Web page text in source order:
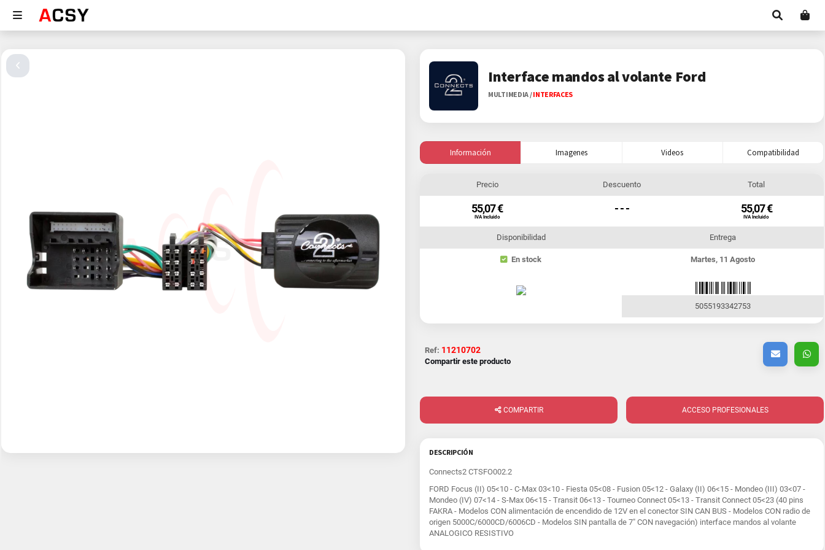
Interface mandos al volante Ford
MULTIMEDIA/INTERFACES
Información Imagenes Videos Compatibilidad
Precio
55,07 €
IVA Incluido
Descuento
- - -
Total
55,07 €
IVA Incluido
Disponibilidad
En stock
Entrega
Martes, 11 Agosto
5055193342753
Ref: 11210702
Compartir este producto
COMPARTIR ACCESO PROFESIONALES
DESCRIPCIÓN
Connects2 CTSFO002.2
FORD Focus (II) 05<10 - C-Max 03<10 - Fiesta 05<08 - Fusion 05<12 - Galaxy (II) 06<15 - Mondeo (III) 03<07 -
Mondeo (IV) 07<14 - S-Max 06<15 - Transit 06<13 - Tourneo Connect 05<13 - Transit Connect 05<23 (40 pins
FAKRA - Modelos CON alimentación de encendido de 12V en el conector SIN CAN BUS - Modelos CON radio de
origen 5000C/6000CD/6006CD - Modelos SIN pantalla de 7" CON navegación) interface mandos al volante
ANALOGICO RESISTIVO